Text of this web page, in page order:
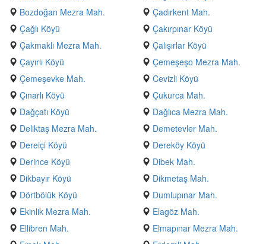
Bozdoğan Mezra Mah.
Çadırkent Mah.
Çağlı Köyü
Çakırpınar Köyü
Çakmaklı Mezra Mah.
Çalışırlar Köyü
Çayırlı Köyü
Çemeşeşo Mezra Mah.
Çemeşevke Mah.
Cevizli Köyü
Çınarlı Köyü
Çukurca Mah.
Dağçatı Köyü
Dağlıca Mezra Mah.
Deliktaş Mezra Mah.
Demetevler Mah.
Dereiçi Köyü
Dereköy Köyü
Derince Köyü
Dibek Mah.
Dikbayır Köyü
Dikmetaş Mah.
Dörtbölük Köyü
Dumlupınar Mah.
Ekinlik Mezra Mah.
Elagöz Mah.
Ellibren Mah.
Elmapınar Mezra Mah.